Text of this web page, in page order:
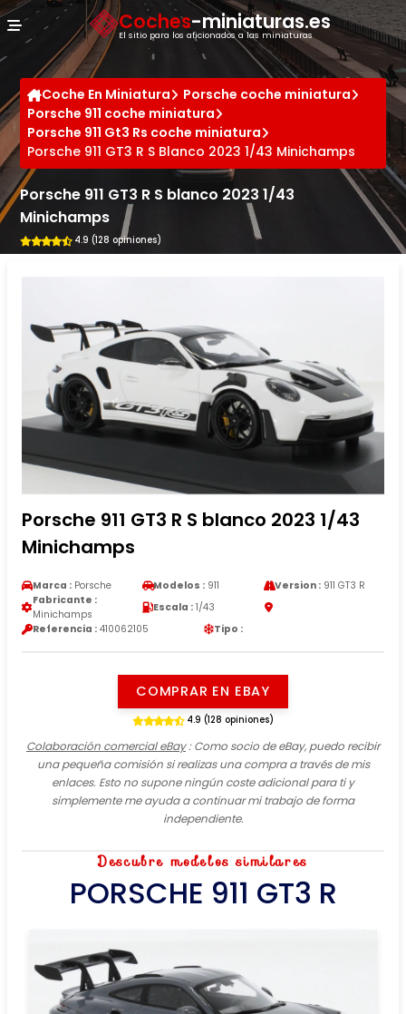
Coches-miniaturas.es
El sitio para los aficionados a las miniaturas
Coche En Miniatura
Porsche coche miniatura
Porsche 911 coche miniatura
Porsche 911 Gt3 Rs coche miniatura
Porsche 911 GT3 R S Blanco 2023 1/43 Minichamps
Porsche 911 GT3 R S blanco 2023 1/43
Minichamps
4.9 (128 opiniones)
Porsche 911 GT3 R S blanco 2023 1/43
Minichamps
Marca : Porsche Modelos : 911 Version :911 GT3 R
Fabricante :
Minichamps
Escala : 1/43
Referencia : 410062105 Tipo :
COMPRAR EN EBAY
4.9 (128 opiniones)
Colaboración comercial eBay: Como socio de eBay, puedo recibir
una pequeña comisión si realizas una compra a través de mis
enlaces. Esto no supone ningún coste adicional para ti y
simplemente me ayuda a continuar mi trabajo de forma
independiente.
Descubre modelos similares
PORSCHE 911 GT3 R
Panel de gestión de cookies